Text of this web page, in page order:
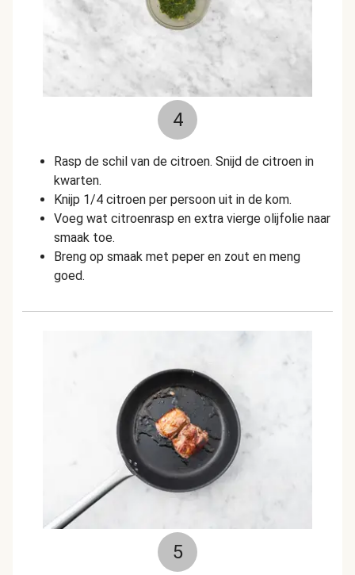
4
Rasp de schil van de citroen. Snijd de citroen in
kwarten.
Knijp 1/4 citroen per persoon uit in de kom.
Voeg wat citroenrasp en extra vierge olijfolie naar
smaak toe.
Breng op smaak met peper en zout en meng
goed.
5